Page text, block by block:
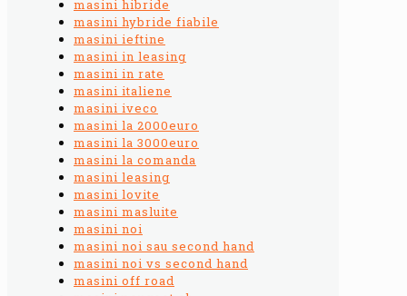
masini hibride
masini hybride fiabile
masini ieftine
masini in leasing
masini in rate
masini italiene
masini iveco
masini la 2000euro
masini la 3000euro
masini la comanda
masini leasing
masini lovite
masini masluite
masini noi
masini noi sau second hand
masini noi vs second hand
masini off road